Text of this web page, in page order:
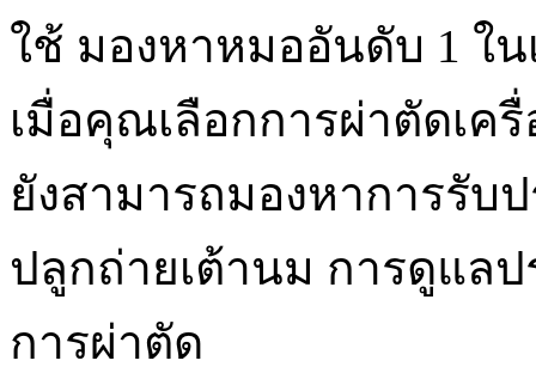
ใช้ มองหาหมออันดับ 1 ใ
เมื่อคุณเลือกการผ่าตัดเ
ยังสามารถมองหาการรับ
ปลูกถ่ายเต้านม การดูแล
การผ่าตัด